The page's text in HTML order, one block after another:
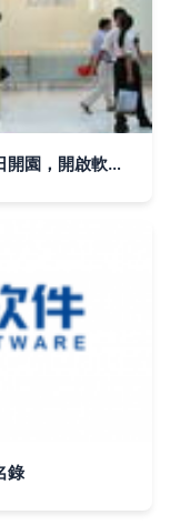
濱海高新區軟件與服務外包產業基地今日開園，開啟軟件外包服務新篇章
錄